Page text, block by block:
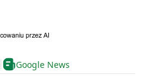
Google News